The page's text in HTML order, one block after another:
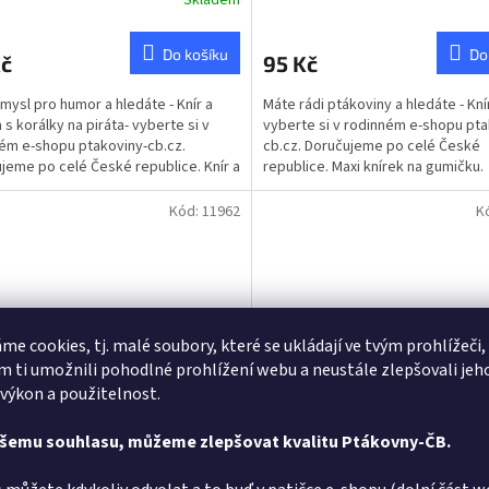
cookies, tj. malé soubory, které se ukládají ve tvým prohlížeči,
ti umožnili pohodlné prohlížení webu a neustále zlepšovali
a použitelnost.
souhlasu, můžeme zlepšovat kvalitu Ptákovny-ČB.
Do košíku
pro humor a hledáte - Knír a
s korálky na piráta- vyberte si v
e-shopu ptakoviny-cb.cz.
po celé České republice. Knír a
s korálky...
95 Kč
Máte rádi ptákoviny a hledáte -
vyberte si v rodinném e-shopu
cb.cz. Doručujeme po celé České
republice. Maxi knírek na gumičku.
plnovous s knírkem
Kód: 11962
Knír s bradkou a obočím